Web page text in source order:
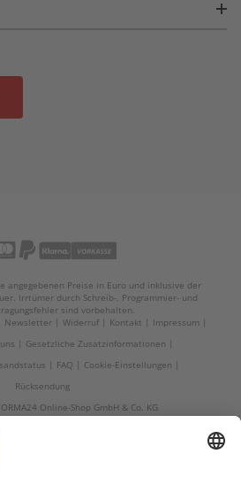
angegebenen Preise in Euro und inklusive der
Irrtümer durch Schreib-, Programmier- und
sind vorbehalten.
Newsletter Widerruf Kontakt
Impressum
Gesetzliche Zusatzinformationen
FAQ
Cookie-Einstellungen
Rücksendung
Online-Shop GmbH & Co. KG